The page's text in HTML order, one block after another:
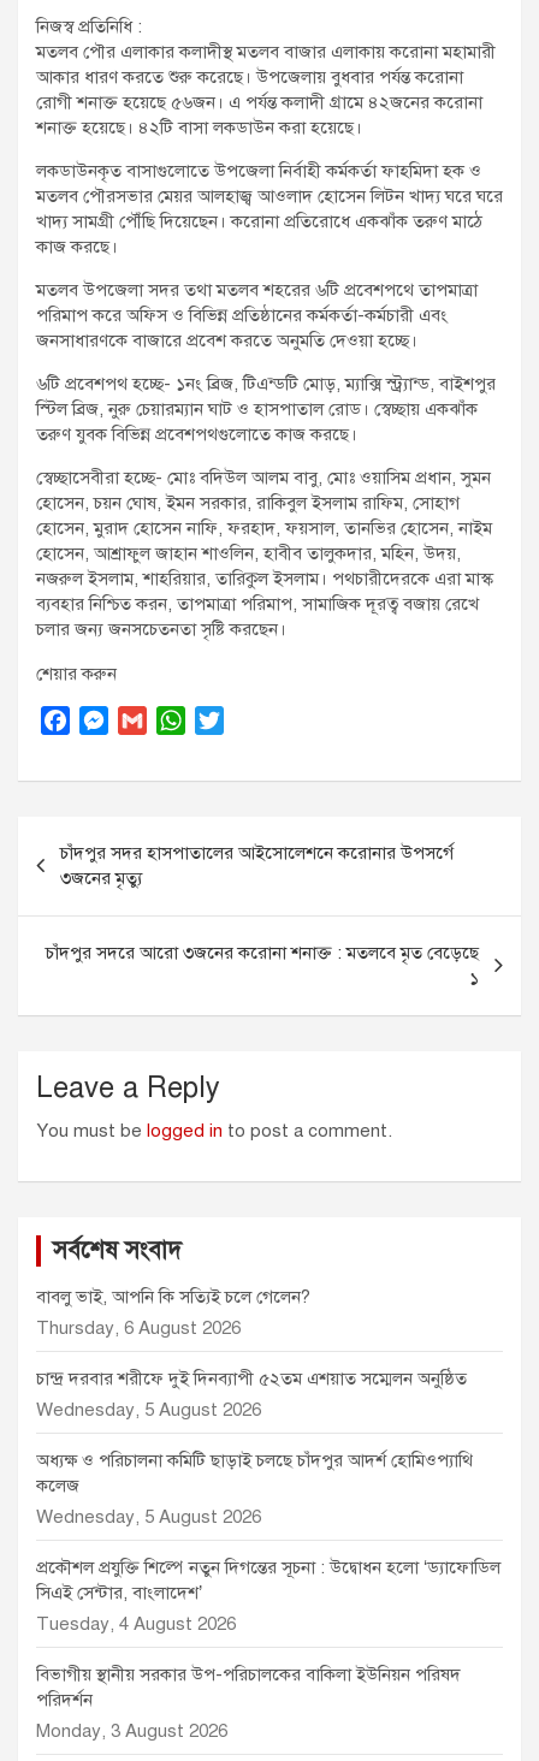
t
:
নিজস্ব প্রতিনিধি :
মতলব পৌর এলাকার কলাদীস্থ মতলব বাজার এলাকায় করোনা মহামারী
আকার ধারণ করতে শুরু করেছে। উপজেলায় বুধবার পর্যন্ত করোনা
রোগী শনাক্ত হয়েছে ৫৬জন। এ পর্যন্ত কলাদী গ্রামে ৪২জনের করোনা
শনাক্ত হয়েছে। ৪২টি বাসা লকডাউন করা হয়েছে।
লকডাউনকৃত বাসাগুলোতে উপজেলা নির্বাহী কর্মকর্তা ফাহমিদা হক ও
মতলব পৌরসভার মেয়র আলহাজ্ব আওলাদ হোসেন লিটন খাদ্য ঘরে ঘরে
খাদ্য সামগ্রী পৌঁছি দিয়েছেন। করোনা প্রতিরোধে একঝাঁক তরুণ মাঠে
কাজ করছে।
মতলব উপজেলা সদর তথা মতলব শহরের ৬টি প্রবেশপথে তাপমাত্রা
পরিমাপ করে অফিস ও বিভিন্ন প্রতিষ্ঠানের কর্মকর্তা-কর্মচারী এবং
জনসাধারণকে বাজারে প্রবেশ করতে অনুমতি দেওয়া হচ্ছে।
৬টি প্রবেশপথ হচ্ছে- ১নং ব্রিজ, টিএন্ডটি মোড়, ম্যাক্সি স্ট্র্যান্ড, বাইশপুর
স্টিল ব্রিজ, নুরু চেয়ারম্যান ঘাট ও হাসপাতাল রোড। স্বেচ্ছায় একঝাঁক
তরুণ যুবক বিভিন্ন প্রবেশপথগুলোতে কাজ করছে।
স্বেচ্ছাসেবীরা হচ্ছে- মোঃ বদিউল আলম বাবু, মোঃ ওয়াসিম প্রধান, সুমন
হোসেন, চয়ন ঘোষ, ইমন সরকার, রাকিবুল ইসলাম রাফিম, সোহাগ
হোসেন, মুরাদ হোসেন নাফি, ফরহাদ, ফয়সাল, তানভির হোসেন, নাইম
হোসেন, আশ্রাফুল জাহান শাওলিন, হাবীব তালুকদার, মহিন, উদয়,
নজরুল ইসলাম, শাহরিয়ার, তারিকুল ইসলাম। পথচারীদেরকে এরা মাস্ক
ব্যবহার নিশ্চিত করন, তাপমাত্রা পরিমাপ, সামাজিক দূরত্ব বজায় রেখে
চলার জন্য জনসচেতনতা সৃষ্টি করছেন।
শেয়ার করুন
c
o
k
M
s
g
e
r
G
a
W
a
A
p
i
e
Post
navigation
চাঁদপুর সদর হাসপাতালের আইসোলেশনে করোনার উপসর্গে
৩জনের মৃত্যু
চাঁদপুর সদরে আরো ৩জনের করোনা শনাক্ত : মতলবে মৃত বেড়েছে
১
Leave a Reply
You must be logged in to post a comment.
সর্বশেষ সংবাদ
বাবলু ভাই, আপনি কি সত্যিই চলে গেলেন?
Thursday, 6 August 2026
চান্দ্র দরবার শরীফে দুই দিনব্যাপী ৫২তম এশয়াত সম্মেলন অনুষ্ঠিত
Wednesday, 5 August 2026
অধ্যক্ষ ও পরিচালনা কমিটি ছাড়াই চলছে চাঁদপুর আদর্শ হোমিওপ্যাথি
কলেজ
Wednesday, 5 August 2026
প্রকৌশল প্রযুক্তি শিল্পে নতুন দিগন্তের সূচনা : উদ্বোধন হলো ‘ড্যাফোডিল
সিএই সেন্টার, বাংলাদেশ’
Tuesday, 4 August 2026
বিভাগীয় স্থানীয় সরকার উপ-পরিচালকের বাকিলা ইউনিয়ন পরিষদ
পরিদর্শন
Monday, 3 August 2026